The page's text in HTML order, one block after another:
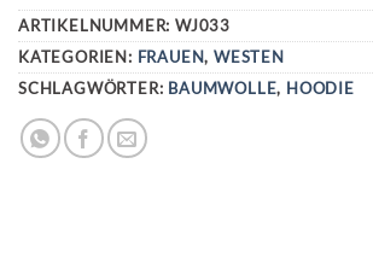
ARTIKELNUMMER:WJ033
KATEGORIEN: FRAUEN,WESTEN
SCHLAGWÖRTER: BAUMWOLLE, HOODIE